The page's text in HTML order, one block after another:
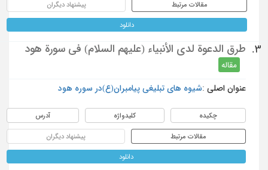
مقالات مرتبط پیشنهاد دیگران
دانلود
3. طرق الدعوة لدى الأنبياء (عليهم السلام) في سورة هود
مقاله
عنوان اصلی : شیوه ‌های تبلیغی پیامبران(ع)در سوره هود
چکیده کلیدواژه آدرس
مقالات مرتبط پیشنهاد دیگران
دانلود